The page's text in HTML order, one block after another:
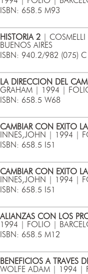
ISBN: 658.5 M93
HISTORIA 2 |
BUENOS AIRES
ISBN: 940.2/982 (075)
LA DIRECCION DEL
GRAHAM | 1994 |
ISBN: 658.5 W68
CAMBIAR CON EXITO
INNES,JOHN | 1994 |
ISBN: 658.5 I51
CAMBIAR CON EXITO
INNES,JOHN | 1994 |
ISBN: 658.5 I51
ALIANZAS CON LOS
1994 | FOLIO |
ISBN: 658.5 M12
BENEFICIOS A TRAVES
WOLFE ADAM | 1994 |